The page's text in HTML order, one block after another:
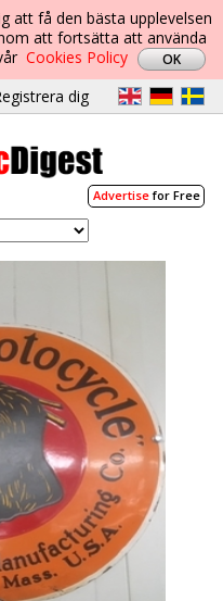
att få den bästa upplevelsen
att fortsätta att använda
Cookies Policy
dig
Advertisefor Free